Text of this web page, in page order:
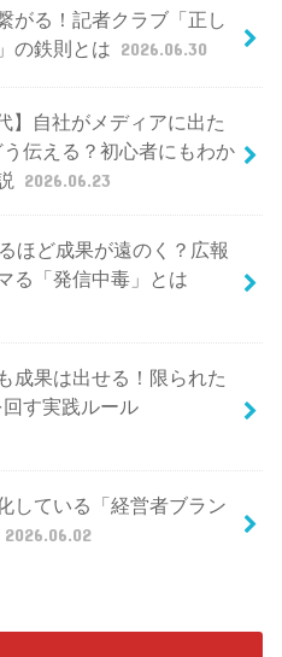
がる！記者クラブ「正し
の鉄則とは 2026.06.30
】自社がメディアに出た
伝える？初心者にもわか
2026.06.23
ほど成果が遠のく？広報
る「発信中毒」とは
成果は出せる！限られた
す実践ルール
している「経営者ブラン
2026.06.02